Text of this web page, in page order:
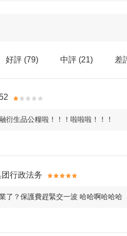
好評 (79) 中評 (21) 差
衍生品公糧啦！！！啦啦啦！！！
行政法务
了？保護費趕緊交一波 哈哈啊哈哈哈